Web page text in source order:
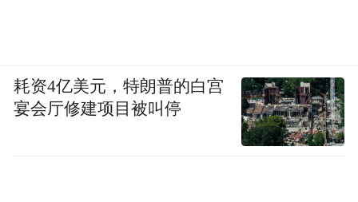
耗资4亿美元，特朗普的白宫
宴会厅修建项目被叫停